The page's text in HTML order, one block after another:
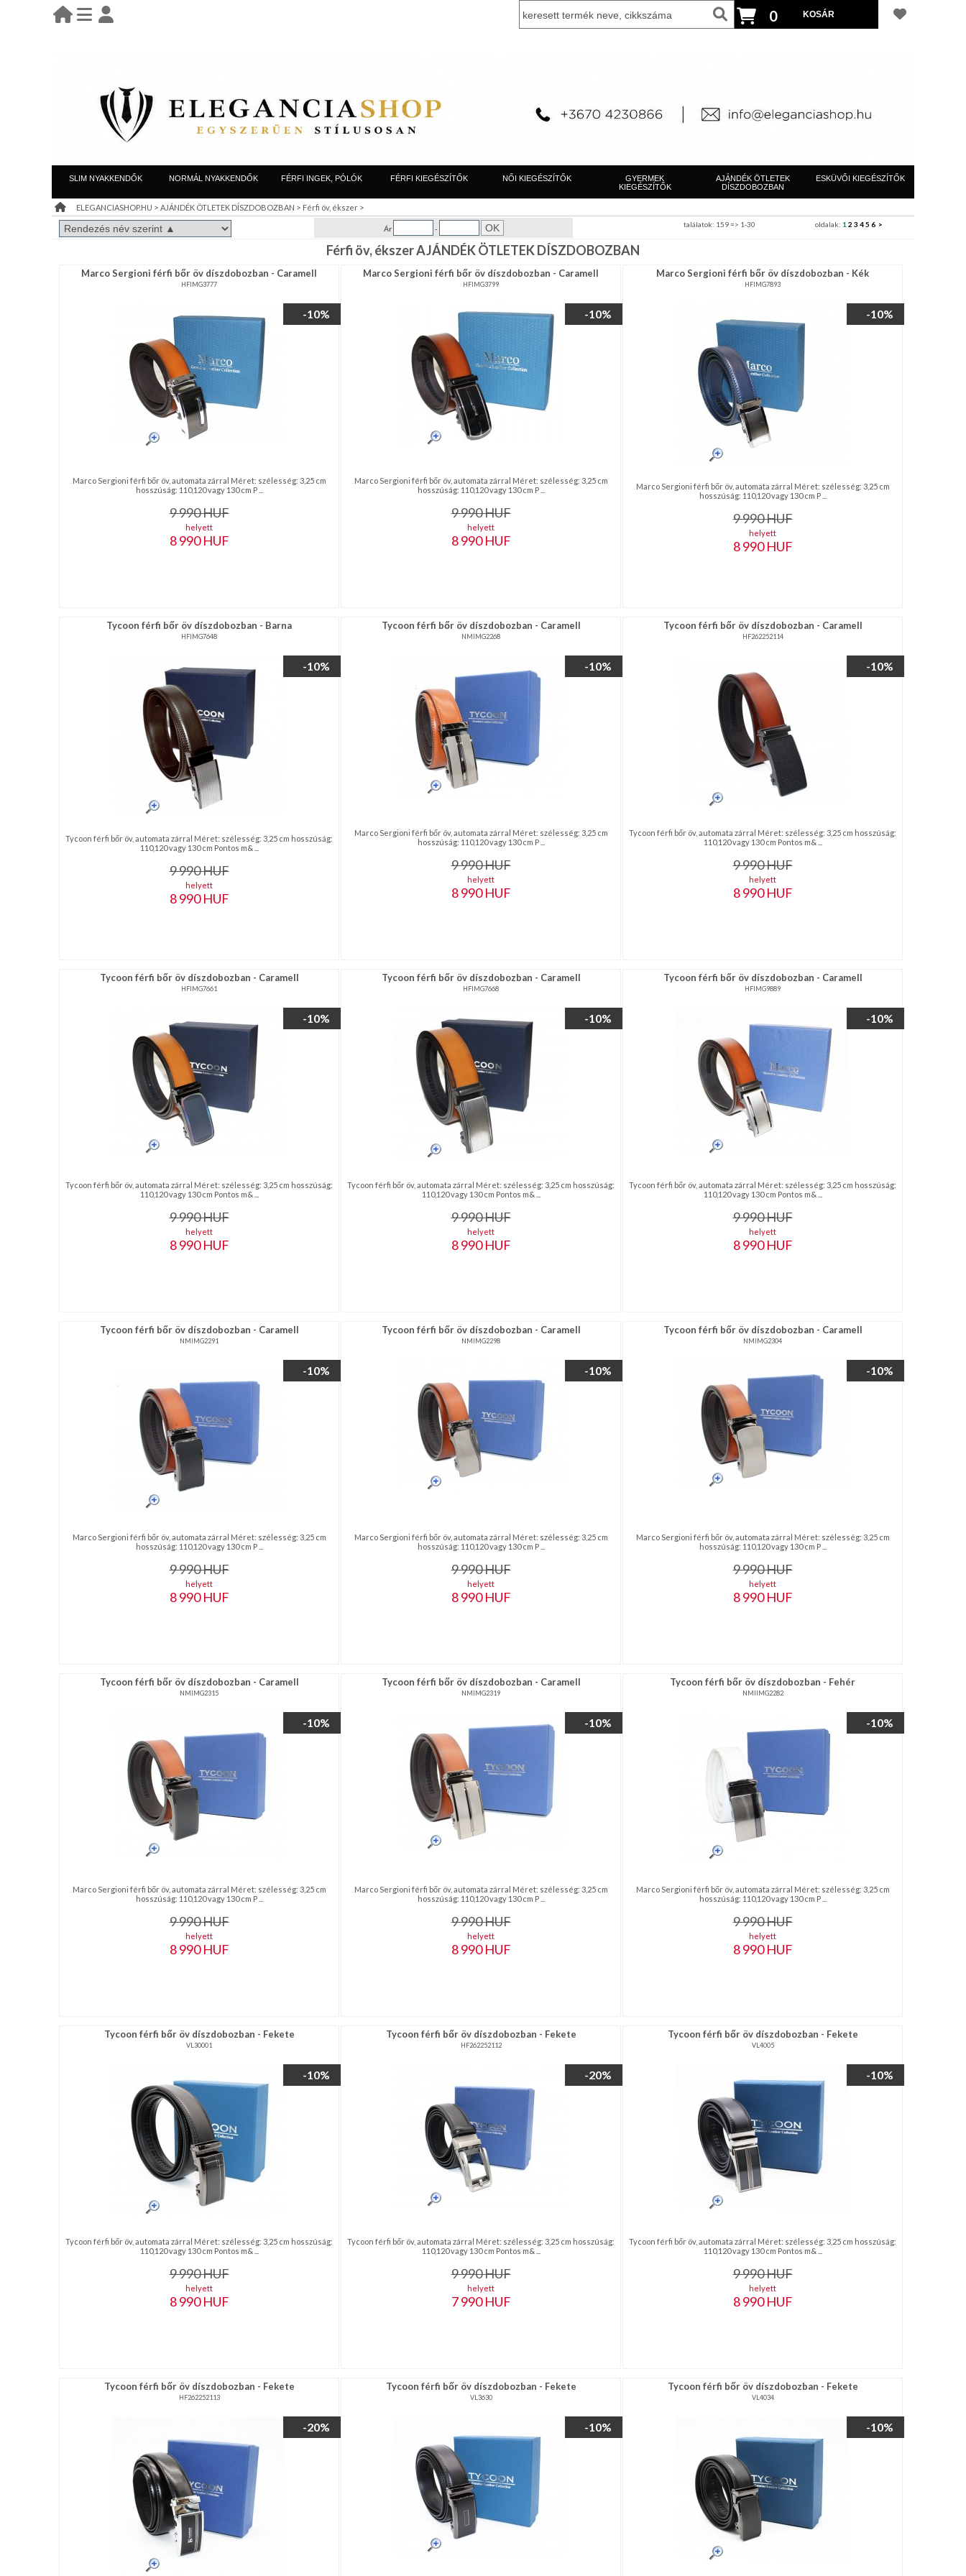
KEZDŐLAP
LEÁRAZÁS
TÁJÉKOZTATÓ
(ÁSZF)
NAGYKERESKEDELEM
MÉRETTÁBLÁZAT
DÍSZDOBOZOS
regisztráció
információ
0
SLIM NYAKKENDŐK NORMÁL NYAKKENDŐK FÉRFI INGEK, PÓLÓK FÉRFI KIEGÉSZÍTŐK NŐI KIEGÉSZÍTŐK
GYERMEK
KIEGÉSZÍTŐK
AJÁNDÉK ÖTLETEK
DÍSZDOBOZBAN
ESKÜVŐI KIEGÉSZÍTŐK
ELEGANCIASHOP.HU > AJÁNDÉK ÖTLETEK DÍSZDOBOZBAN > Férfi öv, ékszer >
Ár - oldalak: 1 2 3 45 6 >
találatok: 159 => 1-30
Férfi öv, ékszer AJÁNDÉK ÖTLETEK DÍSZDOBOZBAN
Marco Sergioni férfi bőr öv díszdobozban - Caramell
HFIMG3777
-10%
Marco Sergioni férfi bőr öv, automata zárral Méret: szélesség: 3,25 cm
hosszúság: 110,120 vagy 130 cm P ...
9 990HUF
helyett
8 990HUF
Marco Sergioni férfi bőr öv díszdobozban - Caramell
HFIMG3799
-10%
Marco Sergioni férfi bőr öv, automata zárral Méret: szélesség: 3,25 cm
hosszúság: 110,120 vagy 130 cm P ...
9 990HUF
helyett
8 990HUF
Marco Sergioni férfi bőr öv díszdobozban - Kék
HFIMG7893
-10%
Marco Sergioni férfi bőr öv, automata zárral Méret: szélesség: 3,25 cm
hosszúság: 110,120 vagy 130 cm P ...
9 990HUF
helyett
8 990HUF
Tycoon férfi bőr öv díszdobozban - Barna
HFIMG7648
-10%
Tycoon férfi bőr öv, automata zárral Méret: szélesség: 3,25 cm hosszúság:
110,120 vagy 130 cm Pontos m& ...
9 990HUF
helyett
8 990HUF
Tycoon férfi bőr öv díszdobozban - Caramell
NMIMG2268
-10%
Marco Sergioni férfi bőr öv, automata zárral Méret: szélesség: 3,25 cm
hosszúság: 110,120 vagy 130 cm P ...
9 990HUF
helyett
8 990HUF
Tycoon férfi bőr öv díszdobozban - Caramell
HF262252114
-10%
Tycoon férfi bőr öv, automata zárral Méret: szélesség: 3,25 cm hosszúság:
110,120 vagy 130 cm Pontos m& ...
9 990HUF
helyett
8 990HUF
Tycoon férfi bőr öv díszdobozban - Caramell
HFIMG7661
-10%
Tycoon férfi bőr öv, automata zárral Méret: szélesség: 3,25 cm hosszúság:
110,120 vagy 130 cm Pontos m& ...
9 990HUF
helyett
8 990HUF
Tycoon férfi bőr öv díszdobozban - Caramell
HFIMG7668
-10%
Tycoon férfi bőr öv, automata zárral Méret: szélesség: 3,25 cm hosszúság:
110,120 vagy 130 cm Pontos m& ...
9 990HUF
helyett
8 990HUF
Tycoon férfi bőr öv díszdobozban - Caramell
HFIMG9889
-10%
Tycoon férfi bőr öv, automata zárral Méret: szélesség: 3,25 cm hosszúság:
110,120 vagy 130 cm Pontos m& ...
9 990HUF
helyett
8 990HUF
Tycoon férfi bőr öv díszdobozban - Caramell
NMIMG2291
-10%
Marco Sergioni férfi bőr öv, automata zárral Méret: szélesség: 3,25 cm
hosszúság: 110,120 vagy 130 cm P ...
9 990HUF
helyett
8 990HUF
Tycoon férfi bőr öv díszdobozban - Caramell
NMIMG2298
-10%
Marco Sergioni férfi bőr öv, automata zárral Méret: szélesség: 3,25 cm
hosszúság: 110,120 vagy 130 cm P ...
9 990HUF
helyett
8 990HUF
Tycoon férfi bőr öv díszdobozban - Caramell
NMIMG2304
-10%
Marco Sergioni férfi bőr öv, automata zárral Méret: szélesség: 3,25 cm
hosszúság: 110,120 vagy 130 cm P ...
9 990HUF
helyett
8 990HUF
Tycoon férfi bőr öv díszdobozban - Caramell
NMIMG2315
-10%
Marco Sergioni férfi bőr öv, automata zárral Méret: szélesség: 3,25 cm
hosszúság: 110,120 vagy 130 cm P ...
9 990HUF
helyett
8 990HUF
Tycoon férfi bőr öv díszdobozban - Caramell
NMIMG2319
-10%
Marco Sergioni férfi bőr öv, automata zárral Méret: szélesség: 3,25 cm
hosszúság: 110,120 vagy 130 cm P ...
9 990HUF
helyett
8 990HUF
Tycoon férfi bőr öv díszdobozban - Fehér
NMIIMG2282
-10%
Marco Sergioni férfi bőr öv, automata zárral Méret: szélesség: 3,25 cm
hosszúság: 110,120 vagy 130 cm P ...
9 990HUF
helyett
8 990HUF
Tycoon férfi bőr öv díszdobozban - Fekete
VL30001
-10%
Tycoon férfi bőr öv, automata zárral Méret: szélesség: 3,25 cm hosszúság:
110,120 vagy 130 cm Pontos m& ...
9 990HUF
helyett
8 990HUF
Tycoon férfi bőr öv díszdobozban - Fekete
HF262252112
-20%
Tycoon férfi bőr öv, automata zárral Méret: szélesség: 3,25 cm hosszúság:
110,120 vagy 130 cm Pontos m& ...
9 990HUF
helyett
7 990HUF
Tycoon férfi bőr öv díszdobozban - Fekete
VL4005
-10%
Tycoon férfi bőr öv, automata zárral Méret: szélesség: 3,25 cm hosszúság:
110,120 vagy 130 cm Pontos m& ...
9 990HUF
helyett
8 990HUF
Tycoon férfi bőr öv díszdobozban - Fekete
HF262252113
-20%
Tycoon férfi bőr öv díszdobozban - Fekete
VL3630
-10%
Tycoon férfi bőr öv díszdobozban - Fekete
VL4034
-10%